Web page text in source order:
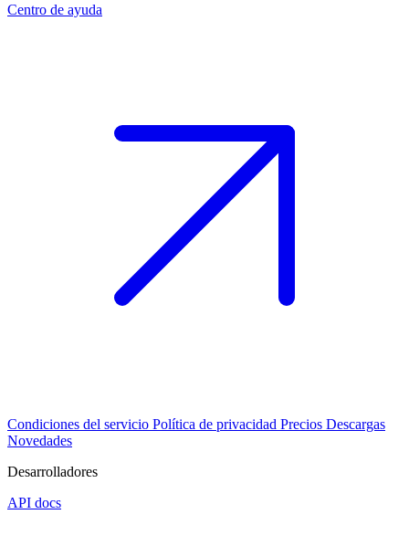
Centro de ayuda
Condiciones del servicio Política de privacidad Precios Descargas
Novedades
Desarrolladores
API docs